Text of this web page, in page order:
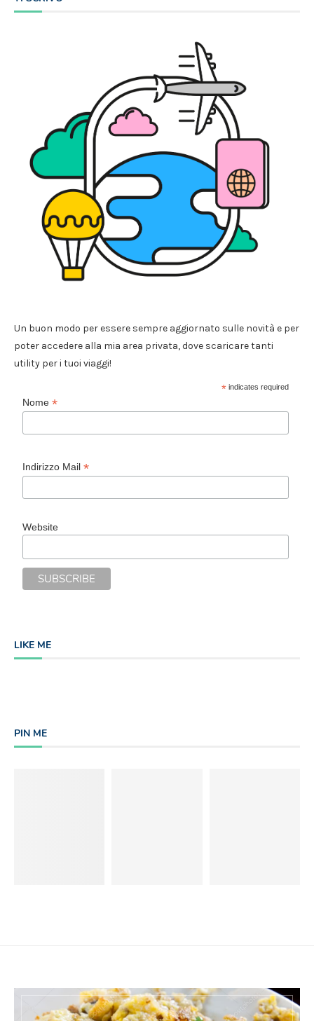
Un buon modo per essere sempre aggiornato sulle novità e per
poter accedere alla mia area privata, dove scaricare tanti
utility per i tuoi viaggi!
* indicates required
Nome*
Indirizzo Mail*
Website
LIKE ME
PIN ME